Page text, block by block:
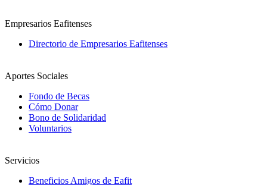
Empresarios Eafitenses
Directorio de Empresarios Eafitenses
Aportes Sociales
Fondo de Becas
Cómo Donar
Bono de Solidaridad
Voluntarios
Servicios
Beneficios Amigos de Eafit